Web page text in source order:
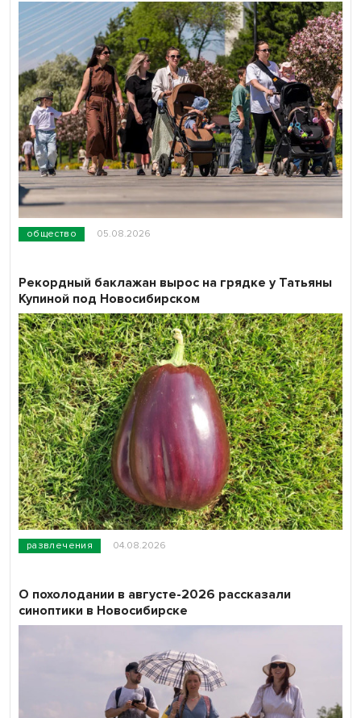
общество 05.08.2026
развлечения 04.08.2026
Рекордный баклажан вырос на грядке у Татьяны
Купиной под Новосибирском
О похолодании в августе-2026 рассказали
синоптики в Новосибирске